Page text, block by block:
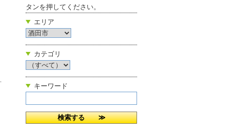
タンを押してください。
エリア
カテゴリ
キーワード